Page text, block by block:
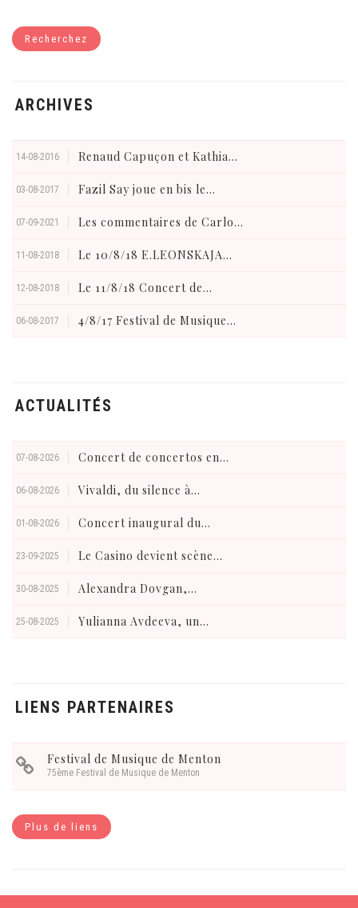
Recherchez
ARCHIVES
14-08-2016 Renaud Capuçon et Kathia...
03-08-2017 Fazil Say joue en bis le...
07-09-2021 Les commentaires de Carlo...
11-08-2018 Le 10/8/18 E.LEONSKAJA...
12-08-2018 Le 11/8/18 Concert de...
06-08-2017 4/8/17 Festival de Musique...
ACTUALITÉS
07-08-2026 Concert de concertos en...
06-08-2026 Vivaldi, du silence à...
01-08-2026 Concert inaugural du...
23-09-2025 Le Casino devient scène...
30-08-2025 Alexandra Dovgan,...
25-08-2025 Yulianna Avdeeva, un...
LIENS PARTENAIRES
Festival de Musique de Menton
75ème Festival de Musique de Menton
Plus de liens